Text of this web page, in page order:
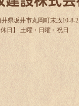
県坂井市丸岡町末政10-8-2
休日】 土曜・日曜・祝日